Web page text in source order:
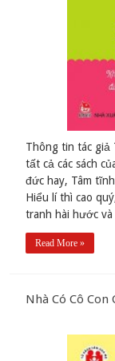
Thông tin tác giả
tất cả các sách
đức hay, Tâm
Hiểu lí thì cao
tranh hài hước
Read More »
Nhà Có Cô Con